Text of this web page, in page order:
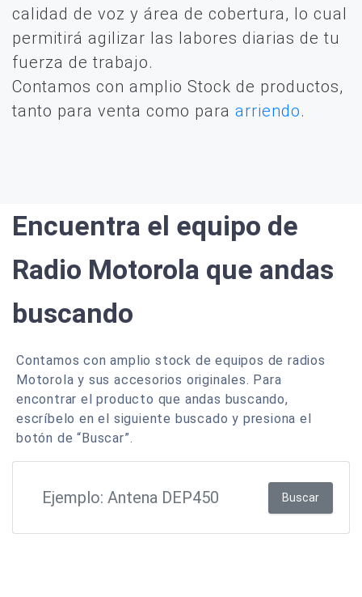
calidad de voz y área de cobertura, lo cual
permitirá agilizar las labores diarias de tu
fuerza de trabajo.
Contamos con amplio Stock de productos,
tanto para venta como para arriendo.
Encuentra el equipo de
Radio Motorola que andas
buscando
Contamos con amplio stock de equipos de radios
Motorola y sus accesorios originales. Para
encontrar el producto que andas buscando,
escríbelo en el siguiente buscado y presiona el
botón de “Buscar”.
Buscar